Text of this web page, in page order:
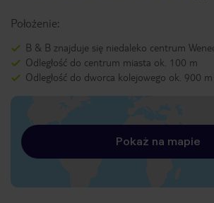
Położenie:
B & B znajduje się niedaleko centrum
Odległość do centrum miasta ok. 100 m
Odległość do dworca kolejowego ok. 900 m
Pokaż na mapie